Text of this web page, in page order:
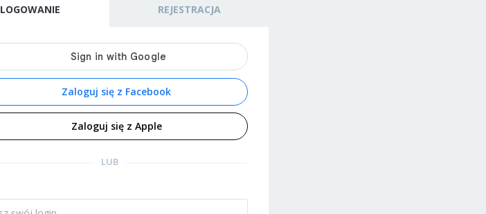
LOGOWANIE REJESTRACJA
Zaloguj się z Facebook
Zaloguj się z Apple
LUB